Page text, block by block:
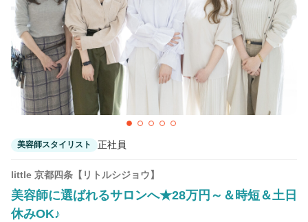
美容師スタイリスト 正社員
little 京都四条【リトルシジョウ】
美容師に選ばれるサロンへ★28万円～＆時短＆土日
休みOK♪